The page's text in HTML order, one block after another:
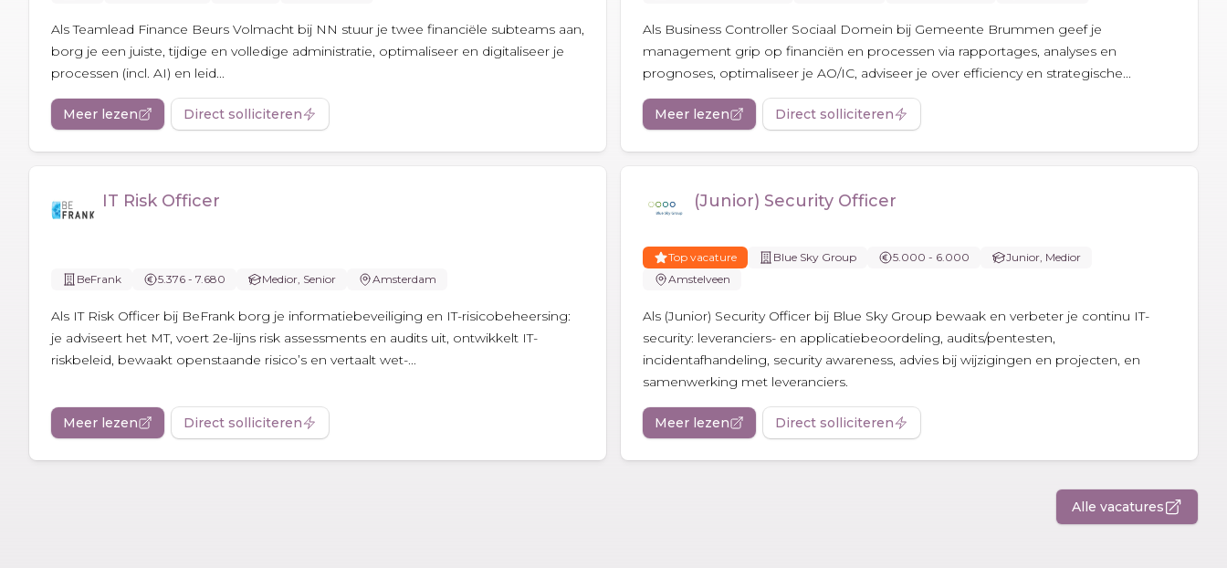
Als Teamlead Finance Beurs Volmacht bij NN stuur je twee financiële subteams aan,
borg je een juiste, tijdige en volledige administratie, optimaliseer en digitaliseer je
processen (incl. AI) en leid...
Meer lezen Direct solliciteren
Als Business Controller Sociaal Domein bij Gemeente Brummen geef je
management grip op financiën en processen via rapportages, analyses en
prognoses, optimaliseer je AO/IC, adviseer je over efficiency en strategische...
Meer lezen Direct solliciteren
IT Risk Officer
BeFrank 5.376 - 7.680 Medior, Senior Amsterdam
Als IT Risk Officer bij BeFrank borg je informatiebeveiliging en IT-risicobeheersing:
je adviseert het MT, voert 2e-lijns risk assessments en audits uit, ontwikkelt IT-
riskbeleid, bewaakt openstaande risico’s en vertaalt wet-...
Meer lezen Direct solliciteren
(Junior) Security Officer
Top vacature Blue Sky Group 5.000 - 6.000
Junior, Medior
Amstelveen
Als (Junior) Security Officer bij Blue Sky Group bewaak en verbeter je continu IT-
security: leveranciers- en applicatiebeoordeling, audits/pentesten,
incidentafhandeling, security awareness, advies bij wijzigingen en projecten, en
samenwerking met leveranciers.
Meer lezen Direct solliciteren
Alle vacatures